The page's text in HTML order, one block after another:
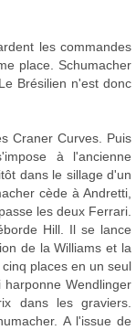
les commandes
place. Schumacher
Brésilien n'est donc
Craner Curves. Puis
à l'ancienne
dans le sillage d'un
cède à Andretti,
les deux Ferrari.
Hill. Il se lance
de la Williams et la
places en un seul
Wendlinger
dans les graviers.
A l'issue de